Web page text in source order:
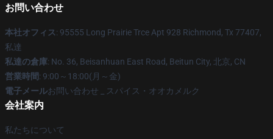
お問い合わせ
本社オフィス: 95555 Long Prairie Trce Apt 928 Richmond, Tx 77407,
私達
私達の倉庫: No. 36, Beisanhuan East Road, Beitun City, 北京, CN
営業時間: 9:00～18:00(月～金)
電子メールお問い合わせ _ スパイス・オオカメルク
会社案内
私たちについて